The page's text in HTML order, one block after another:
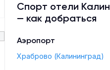
·
Спорт отели
— как добраться
Аэропорт
Храброво (Калининград)